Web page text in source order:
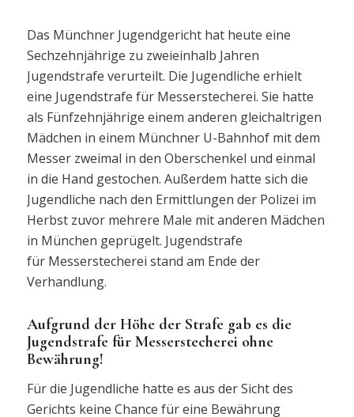
Das Münchner Jugendgericht hat heute eine
Sechzehnjährige zu zweieinhalb Jahren
Jugendstrafe verurteilt. Die Jugendliche erhielt
eine Jugendstrafe für Messerstecherei. Sie hatte
als Fünfzehnjährige einem anderen gleichaltrigen
Mädchen in einem Münchner U-Bahnhof mit dem
Messer zweimal in den Oberschenkel und einmal
in die Hand gestochen. Außerdem hatte sich die
Jugendliche nach den Ermittlungen der Polizei im
Herbst zuvor mehrere Male mit anderen Mädchen
in München geprügelt. Jugendstrafe
für Messerstecherei stand am Ende der
Verhandlung.
Aufgrund der Höhe der Strafe gab es die
Jugendstrafe für Messerstecherei ohne
Bewährung!
Für die Jugendliche hatte es aus der Sicht des
Gerichts keine Chance für eine Bewährung